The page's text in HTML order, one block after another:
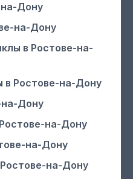
Дону
на-Дону
в Ростове-на-
в Ростове-на-Дону
на-Дону
на-Дону
на-Дону
на-Дону